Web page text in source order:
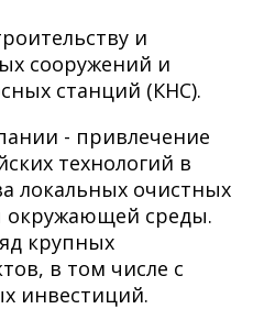
и
сооружений и
станций (КНС).
- привлечение
технологий в
локальных очистных
окружающей среды.
крупных
в том числе с
инвестиций.